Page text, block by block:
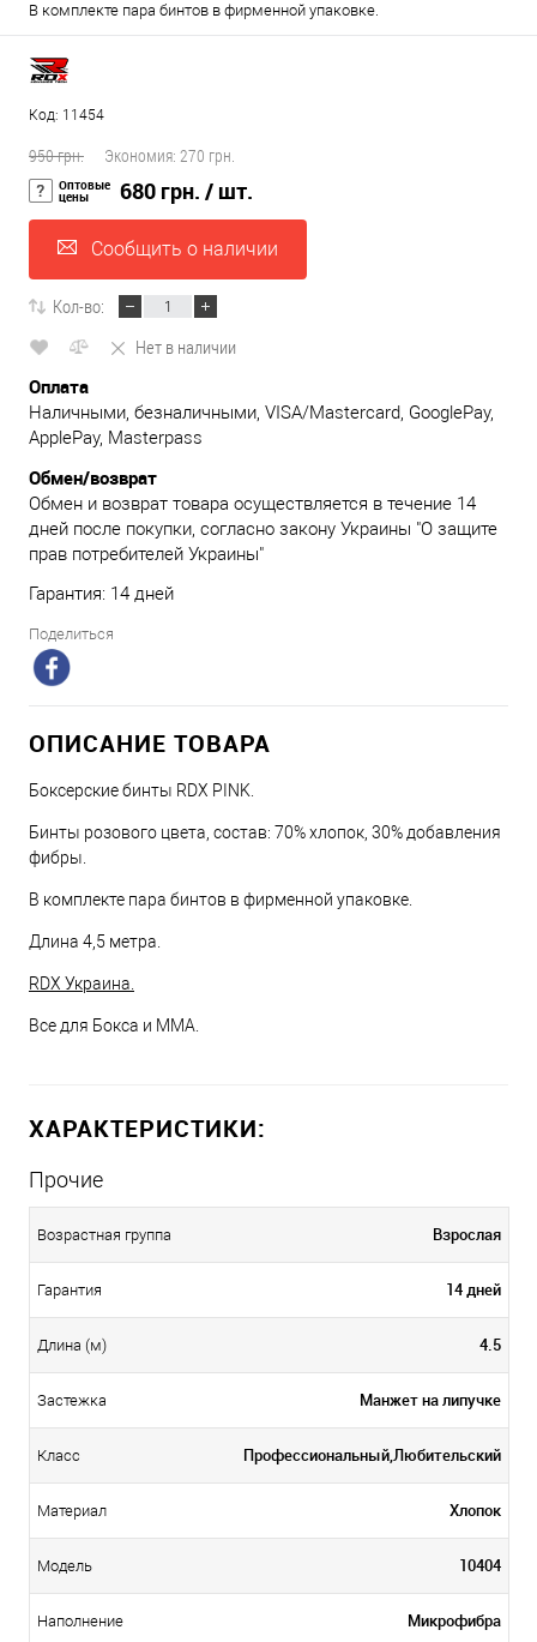
В комплекте пара бинтов в фирменной упаковке.
Код: 11454
950 грн. Экономия: 270 грн.
Оптовые
цены 680 грн. / шт.
Сообщить о наличии
Кол-во:
Нет в наличии
Оплата
Наличными, безналичными, VISA/Mastercard, GooglePay,
ApplePay, Masterpass
Обмен/возврат
Обмен и возврат товара осуществляется в течение 14
дней после покупки, согласно закону Украины "О защите
прав потребителей Украины"
Гарантия: 14 дней
Поделиться
ОПИСАНИЕ ТОВАРА
Боксерские бинты RDX PINK.
Бинты розового цвета, состав: 70% хлопок, 30% добавления
фибры.
В комплекте пара бинтов в фирменной упаковке.
Длина 4,5 метра.
RDX Украина.
Все для Бокса и ММА.
ХАРАКТЕРИСТИКИ:
Прочие
Возрастная группа Взрослая
Гарантия 14 дней
Длина (м) 4.5
Застежка Манжет на липучке
Класс Профессиональный,Любительский
Материал Хлопок
Модель 10404
Наполнение Микрофибра